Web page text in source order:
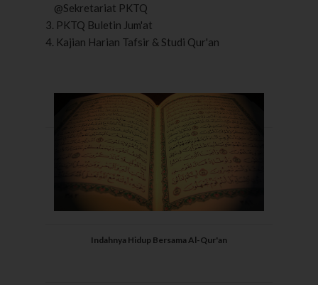
@Sekretariat PKTQ
3. PKTQ Buletin Jum'at
4. Kajian Harian Tafsir & Studi Qur'an
Indahnya Hidup Bersama Al-Qur'an